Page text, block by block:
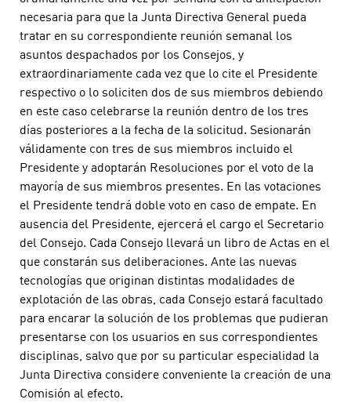
necesaria para que la Junta Directiva General pueda
tratar en su correspondiente reunión semanal los
asuntos despachados por los Consejos, y
extraordinariamente cada vez que lo cite el Presidente
respectivo o lo soliciten dos de sus miembros debiendo
en este caso celebrarse la reunión dentro de los tres
días posteriores a la fecha de la solicitud. Sesionarán
válidamente con tres de sus miembros incluido el
Presidente y adoptarán Resoluciones por el voto de la
mayoría de sus miembros presentes. En las votaciones
el Presidente tendrá doble voto en caso de empate. En
ausencia del Presidente, ejercerá el cargo el Secretario
del Consejo. Cada Consejo llevará un libro de Actas en el
que constarán sus deliberaciones. Ante las nuevas
tecnologías que originan distintas modalidades de
explotación de las obras, cada Consejo estará facultado
para encarar la solución de los problemas que pudieran
presentarse con los usuarios en sus correspondientes
disciplinas, salvo que por su particular especialidad la
Junta Directiva considere conveniente la creación de una
Comisión al efecto.